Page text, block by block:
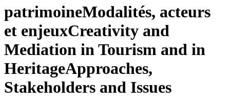
patrimoineModalités, acteurs
et enjeuxCreativity and
Mediation in Tourism and in
HeritageApproaches,
Stakeholders and Issues